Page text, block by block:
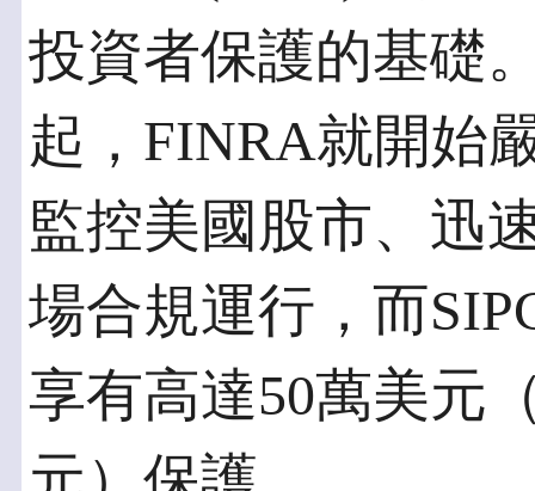
投資者保護的基礎
起，FINRA就開始
監控美國股市、迅
場合規運行，而
享有高達50萬美元